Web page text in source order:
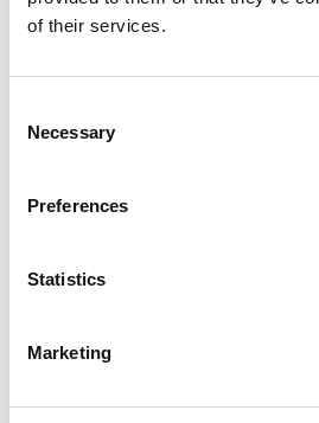
of their services.
Selection
Necessary
Preferences
Statistics
Marketing
N1 -